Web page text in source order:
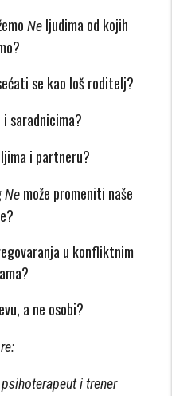
Ne ljudima od kojih
se kao loš roditelj?
saradnicima?
i partneru?
Ne može promeniti naše
u konfliktnim
a ne osobi?
psihoterapeut i trener